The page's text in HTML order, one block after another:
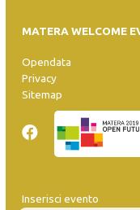
MATERA WELCOME
Opendata
Privacy
Sitemap
Inserisci evento